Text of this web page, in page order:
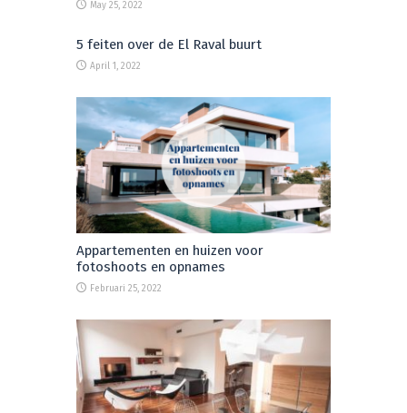
May 25, 2022
5 feiten over de El Raval buurt
April 1, 2022
Appartementen en huizen voor
fotoshoots en opnames
Februari 25, 2022